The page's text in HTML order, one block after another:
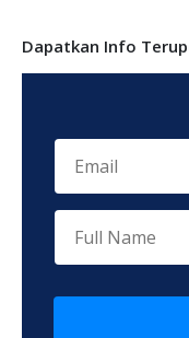
Dapatkan Info